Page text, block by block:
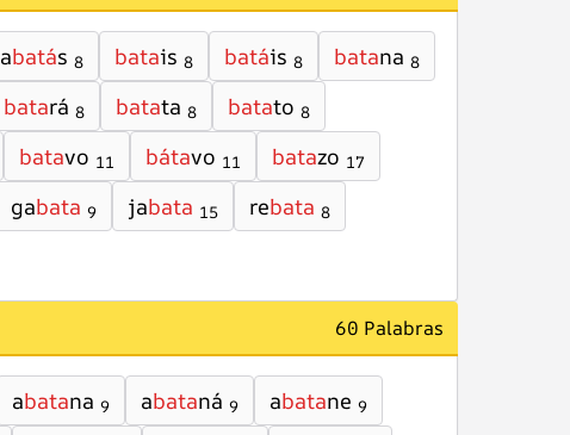
abatás 8 batais 8 batáis 8 batana 8
batará 8 batata 8 batato 8
batavo 11 bátavo 11 batazo 17
gabata 9 jabata 15 rebata 8
60 Palabras
abatana 9 abataná 9 abatane 9